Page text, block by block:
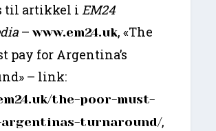
til artikkel iEM24
–www.em24.uk, «The
pay for Argentina’s
– link:
the-poor-must-
turnaround/,